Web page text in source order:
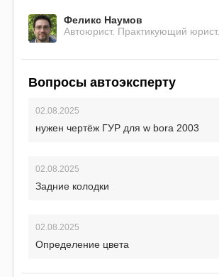
Феликс Наумов
Автоюрист. Практикующий юрист.
Вопросы автоэксперту
02.08.2025
нужен чертёж ГУР для w bora 2003
02.08.2025
Задние колодки
02.08.2025
Определение цвета